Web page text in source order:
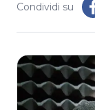
Condividi su